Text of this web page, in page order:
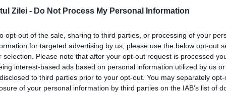
Zilei - Do Not Process My Personal Information
opt-out of the sale, sharing to third parties, or processing of your
for targeted advertising by us, please use the below opt-out
selection. Please note that after your opt-out request is processed
interest-based ads based on personal information utilized by us
to third parties prior to your opt-out. You may separately
of your personal information by third parties on the IAB’s list of
21 FEBRUARIE 2026
O femeie a fost arestată după ce și-a
abandonat câinele, rasa Goldendoodle, la
ghișeul JetBlue din Las Vegas. Patrupedul
fost preluat de organizația Retriever